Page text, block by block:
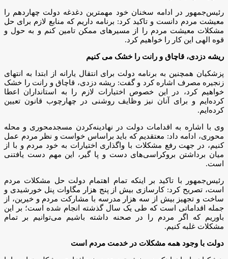
رئیس‌جمهور در ادامه سخنان خود مهمترین دغدغه دولت چهاردهم را
معیشت مردم دانست و تاکید کرد: برنامه داریم که منابع لازم برای حل
مشکلات معیشت مردم را از مسیرهای ممکن تامین کنم و به حول و
قوه الهی این کار را خواهیم کرد.
ریشه دزدی، قاچاق و رانت را خشک می کنیم
پزشکیان همچنین به برنامه دولت برای انتقال یارانه از ابتدا به انتهای
زنجیره مصرف اشاره کرد و گفت: ریشه دزدی، قاچاق و رانت را خشک
خواهیم کرد، در این خصوص اختیارات لازم را به استانداران اعطا
کرده‌ایم و برای آنان نیز وظایف روشنی در چهارچوب قانون تعیین
کرده‌ایم.
وی با اشاره به اقدامات دولت در نهادینه‌کردن مسجدمحوری و محله
محوری، ادامه داد: معتقدیم که باید براساس خواست و نظر مردم عمل
کنیم، در جهت رفع مشکلات با واگذاری اختیارات به خود مردم و با از
میان برداشتن بروکراسی‌های دست و پا گیر، این مهم دست یافتنی
است.
رئیس‌جمهور با تاکید بر اینکه تمام اهتمام دولت حل مشکلات مردم
است، تصریح کرد: کارسازی بیش از پنج هزار مگاوات پنل خورشیدی و
ساخت و تجهیز بیش از سه هزار مدرسه با مشارکت مردم و خیرین، از
جمله اقداماتی است که طی یک سال گذشته انجام شده است؛ بر این
باوریم که اگر مردم را در صحنه داشته باشیم می‌توانیم بر تمام
مشکلات غلبه کنیم.
دولت با وجود همه مشکلات در خدمت مردم است